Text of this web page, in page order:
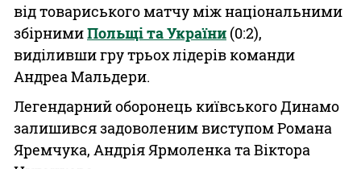
від товариського матчу між національними
збірнимиПольщі та України (0:2),
виділивши гру трьох лідерів команди
Андреа Мальдери.
Легендарний оборонець київського Динамо
залишився задоволеним виступом Романа
Яремчука, Андрія Ярмоленка та Віктора